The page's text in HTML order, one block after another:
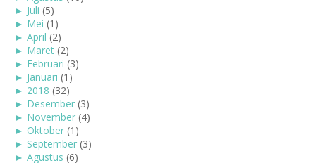
► Juli (5)
► Mei (1)
► April (2)
► Maret (2)
► Februari (3)
► Januari (1)
► 2018 (32)
► Desember (3)
► November (4)
► Oktober (1)
► September (3)
► Agustus (6)